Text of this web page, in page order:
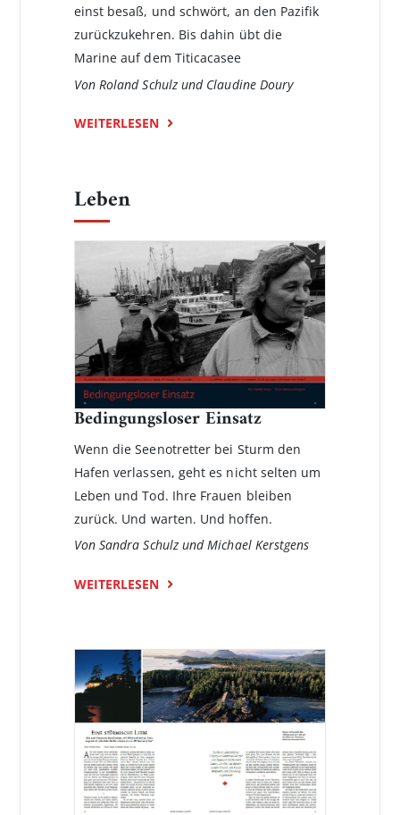
einst besaß, und schwört, an den Pazifik
zurückzukehren. Bis dahin übt die
Marine auf dem Titicacasee
Von Roland Schulz und Claudine Doury
WEITERLESEN
Leben
Bedingungsloser Einsatz
Wenn die Seenotretter bei Sturm den
Hafen verlassen, geht es nicht selten um
Leben und Tod. Ihre Frauen bleiben
zurück. Und warten. Und hoffen.
Von Sandra Schulz und Michael Kerstgens
WEITERLESEN